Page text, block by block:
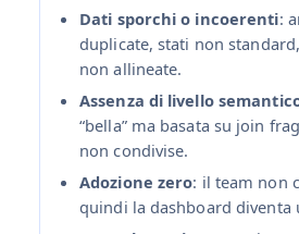
Dati sporchi o incoerenti:
duplicate, stati non
non allineate.
Assenza di livello
“bella” ma basata su join
non condivise.
Adozione zero: il team non
quindi la dashboard diventa